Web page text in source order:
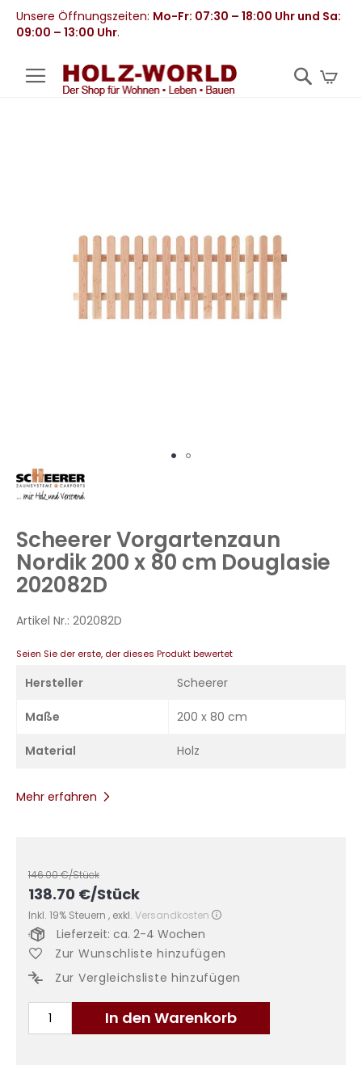
Unsere Öffnungszeiten: Mo-Fr: 07:30 – 18:00 Uhr und Sa:
09:00 – 13:00 Uhr.
Zum
Anfang
springen
Scheerer Vorgartenzaun
Nordik 200 x 80 cm Douglasie
202082D
Artikel Nr.: 202082D
Seien Sie der erste, der dieses Produkt bewertet
Hersteller Scheerer
Maße 200 x 80 cm
Material Holz
Mehr erfahren
146.00€/Stück
138.70 €/Stück
Inkl. 19% Steuern , exkl. Versandkosten
In den Warenkorb
Lieferzeit: ca. 2-4 Wochen
Zur Wunschliste hinzufügen
Zur Vergleichsliste hinzufügen